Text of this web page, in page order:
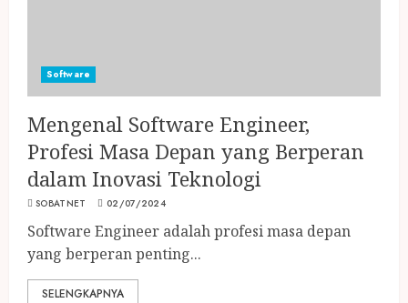
Software
Mengenal Software Engineer,
Profesi Masa Depan yang Berperan
dalam Inovasi Teknologi
SOBATNET 02/07/2024
Software Engineer adalah profesi masa depan
yang berperan penting...
SELENGKAPNYA
4
Fitur Canggih dan Harga
Terjangkau
03/10/2024
Apa Itu Heatsink? Fungsi dan
Cara Kerjanya dalam Komputer